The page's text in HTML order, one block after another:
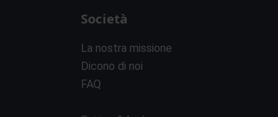
Società
La nostra missione
Dicono di noi
FAQ